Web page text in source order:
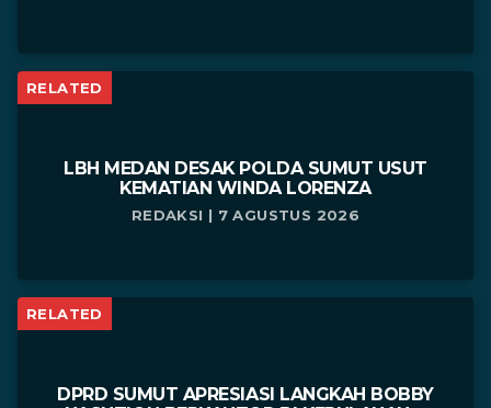
RELATED
LBH MEDAN DESAK POLDA SUMUT USUT
KEMATIAN WINDA LORENZA
REDAKSI | 7 AGUSTUS 2026
RELATED
DPRD SUMUT APRESIASI LANGKAH BOBBY